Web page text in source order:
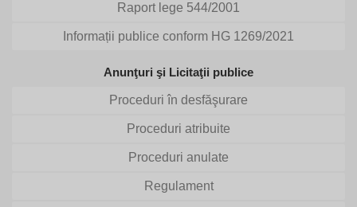
Raport lege 544/2001
Informații publice conform HG 1269/2021
Anunţuri şi Licitaţii publice
Proceduri în desfăşurare
Proceduri atribuite
Proceduri anulate
Regulament